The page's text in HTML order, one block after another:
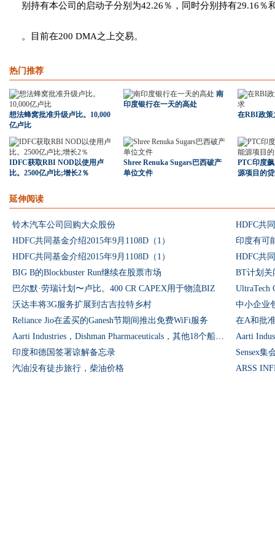
别持有本公司的启动子分别为42.26％，同时分别持有29.16％
。目前在200 DMA之上交易。
热门推荐
想法蜂窝批准升级卢比。10,000
亿卢比
南
印度银行在一天的高处
在RBI政策
IDFC获取RBI NOD以使用卢
比。2500亿卢比;增长2％
Shree Renuka Sugars巴西破产
单位文件
PTC印度
源项目的
延伸阅读
铃木汽车公司回购大众股份
HDFC共
HDFC共同基金介绍2015年9月1108D（1）
印度有可
HDFC共同基金介绍2015年9月1108D（1）
HDFC共
BIG B的Blockbuster Run继续在股票市场
BT计划关
巴尔默·劳瑞计划〜卢比。400 CR CAPEX用于物流BIZ
沃达丰将3G服务扩展到古吉拉特乡村
Reliance Jio在孟买的Ganesh节期间推出免费WiFi服务
在A和批
Aarti Industries，Dishman Pharmaceuticals，其他18个船长达到了历史新高
印度和德国签署谅解备忘录
Sensex集
汽油没有徒步旅行，柴油价格
ARSS